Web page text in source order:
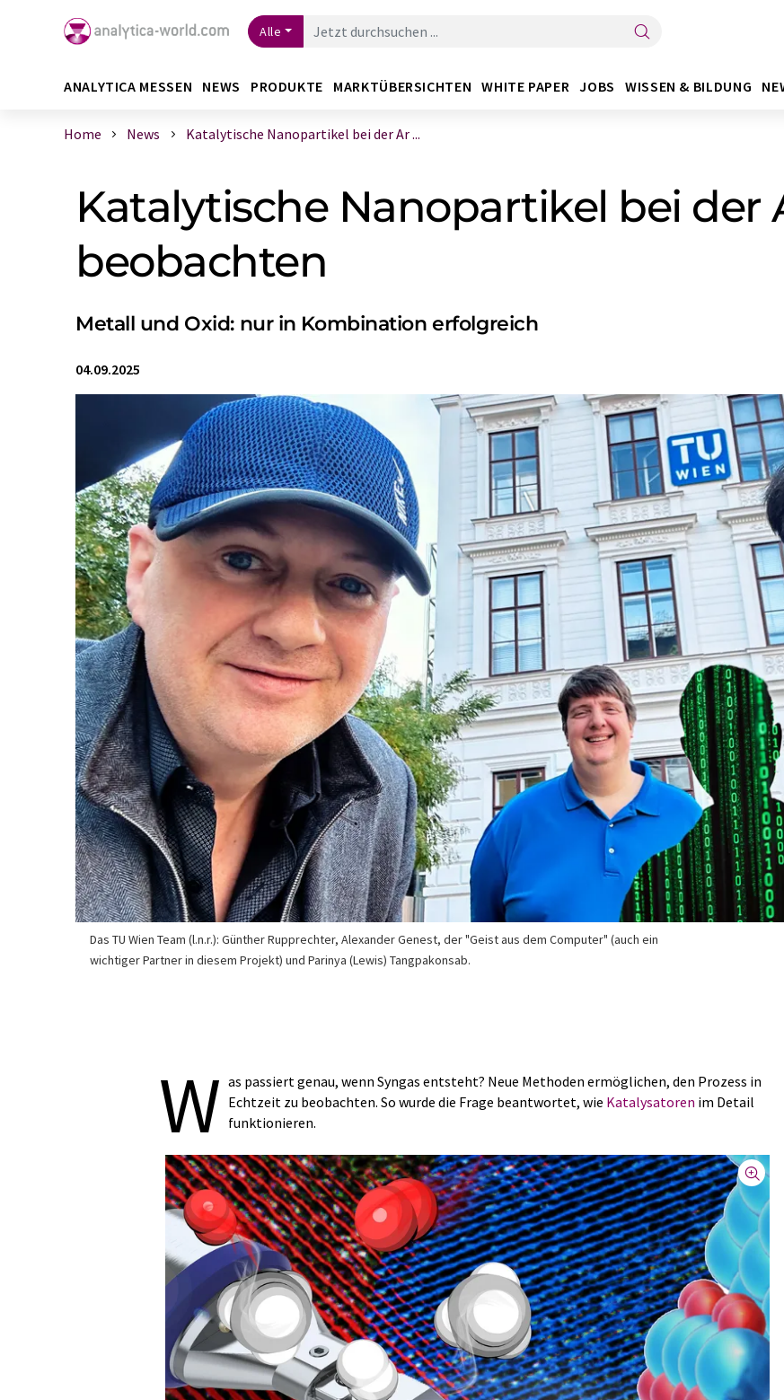
Alle
ANALYTICA MESSEN NEWS PRODUKTE MARKTÜBERSICHTEN WHITE PAPER JOBS WISSEN & BILDUNG
Home News Katalytische Nanopartikel bei der Ar ...
Katalytische Nanopartikel bei der
beobachten
Metall und Oxid: nur in Kombination erfolgreich
04.09.2025
Das TU Wien Team (l.n.r.): Günther Rupprechter, Alexander Genest, der "Geist aus dem Computer" (auch ein
wichtiger Partner in diesem Projekt) und Parinya (Lewis) Tangpakonsab.
W as passiert genau, wenn Syngas entsteht? Neue Methoden ermöglichen, den Prozess in
Echtzeit zu beobachten. So wurde die Frage beantwortet, wie Katalysatoren im Detail
funktionieren.